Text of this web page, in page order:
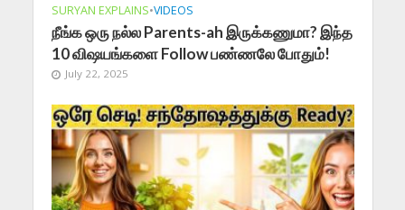
SURYAN EXPLAINS•VIDEOS
நீங்க ஒரு நல்ல Parents-ah இருக்கணுமா? இந்த
10 விஷயங்களை Follow பண்ணலே போதும்!
July 22, 2025